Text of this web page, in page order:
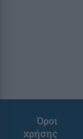
Όροι
χρήσης